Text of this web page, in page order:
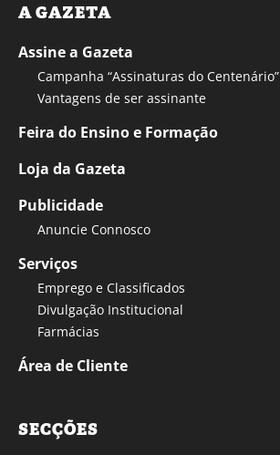
A GAZETA
Assine a Gazeta
Campanha “Assinaturas do Centenário”
Vantagens de ser assinante
Feira do Ensino e Formação
Loja da Gazeta
Publicidade
Anuncie Connosco
Serviços
Emprego e Classificados
Divulgação Institucional
Farmácias
Área de Cliente
SECÇÕES